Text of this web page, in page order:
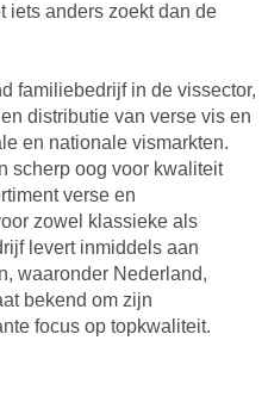
iets anders zoekt dan de
familiebedrijf in de vissector,
distributie van verse vis en
en nationale vismarkten.
scherp oog voor kwaliteit
verse en
zowel klassieke als
levert inmiddels aan
waaronder Nederland,
bekend om zijn
focus op topkwaliteit.